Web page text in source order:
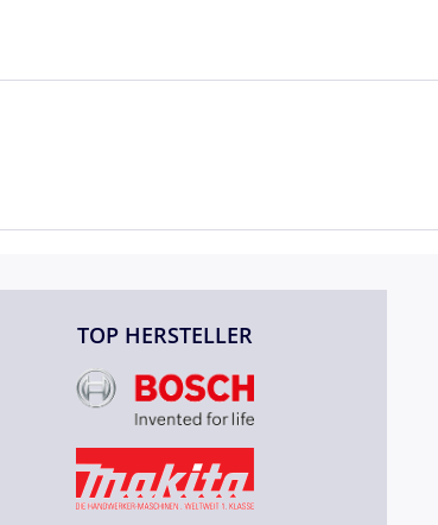
TOP HERSTELLER